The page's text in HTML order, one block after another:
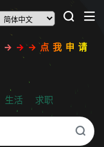
点我申请
生活 求职